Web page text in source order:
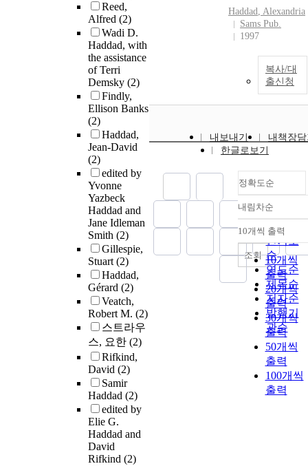
Reed,
Alfred (2)
Wadi D.
Haddad, with
the assistance
of Terri
Demsky (2)
Findly,
Ellison Banks
(2)
Haddad,
Jean-David
(2)
edited by
Yvonne
Yazbeck
Haddad and
Jane Idleman
Smith (2)
Gillespie,
Stuart(2)
Haddad,
Gérard (2)
Veatch,
Robert M. (2)
스트라우
스, 요한 (2)
Rifkind,
David (2)
Samir
Haddad (2)
edited by
Elie G.
Haddad and
David
Rifkind (2)
Haddad, Alexandria
Sams Pub.
1997
복사/대
출신청
내보내기
내책장
한글로보기
정확도순
정확도
순
인기도
순
연도순
제목순
저자순
발행기
관순
내림차순
내림차
10개씩 출력
10개씩
출력
20개씩
출력
30개씩
출력
50개씩
출력
100개씩
출력
조회